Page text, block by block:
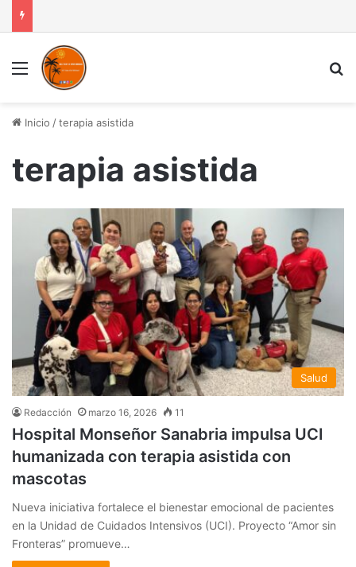
Menú
Inicio /terapia asistida
terapia asistida
Salud
Redacción marzo 16, 2026 11
Hospital Monseñor Sanabria impulsa UCI
humanizada con terapia asistida con
mascotas
Nueva iniciativa fortalece el bienestar emocional de pacientes
en la Unidad de Cuidados Intensivos (UCI). Proyecto “Amor sin
Fronteras” promueve…